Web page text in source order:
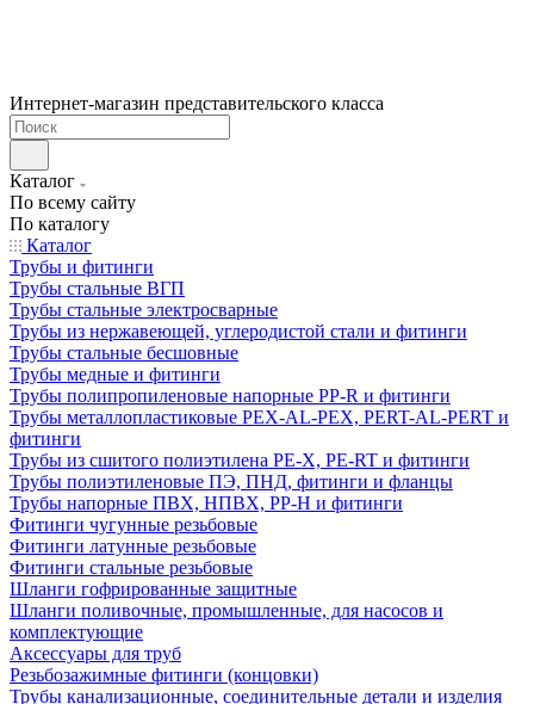
Интернет-магазин представительского класса
Каталог
По всему сайту
По каталогу
Каталог
Трубы и фитинги
Трубы стальные ВГП
Трубы стальные электросварные
Трубы из нержавеющей, углеродистой стали и фитинги
Трубы стальные бесшовные
Трубы медные и фитинги
Трубы полипропиленовые напорные PP-R и фитинги
Трубы металлопластиковые PEX-AL-PEX, PERT-AL-PERT и
фитинги
Трубы из сшитого полиэтилена PE-X, PE-RT и фитинги
Трубы полиэтиленовые ПЭ, ПНД, фитинги и фланцы
Трубы напорные ПВХ, НПВХ, PP-H и фитинги
Фитинги чугунные резьбовые
Фитинги латунные резьбовые
Фитинги стальные резьбовые
Шланги гофрированные защитные
Шланги поливочные, промышленные, для насосов и
комплектующие
Аксессуары для труб
Резьбозажимные фитинги (концовки)
Трубы канализационные, соединительные детали и изделия